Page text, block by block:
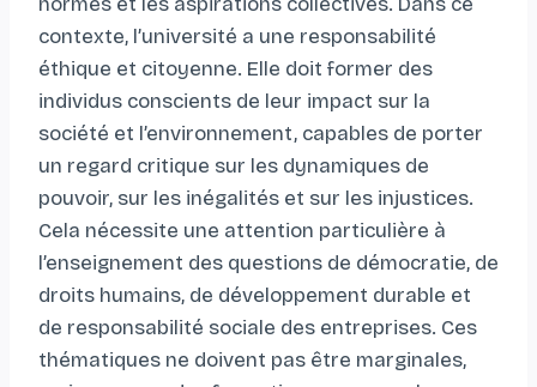
contexte, l’université a une responsabilité
éthique et citoyenne. Elle doit former des
individus conscients de leur impact sur la
société et l’environnement, capables de porter
un regard critique sur les dynamiques de
pouvoir, sur les inégalités et sur les injustices.
Cela nécessite une attention particulière à
l’enseignement des questions de démocratie, de
droits humains, de développement durable et
de responsabilité sociale des entreprises. Ces
thématiques ne doivent pas être marginales,